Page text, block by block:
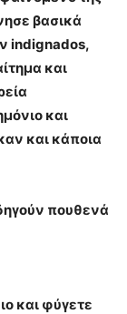
βασικά
indignados,
και
και
και κάποια
πουθενά
και φύγετε